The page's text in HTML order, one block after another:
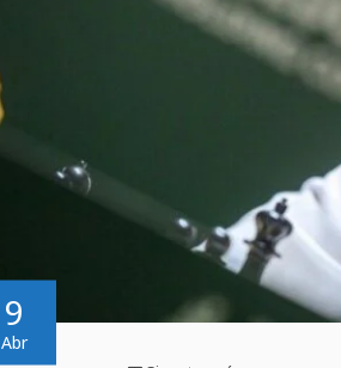
9
Abr